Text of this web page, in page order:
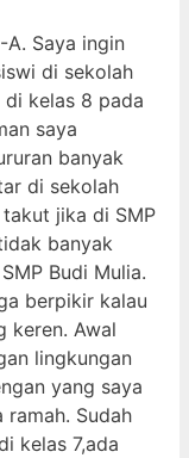
A. Saya ingin
di sekolah
di kelas 8 pada
saya
banyak
di sekolah
jika di SMP
banyak
Budi Mulia.
berpikir kalau
keren. Awal
lingkungan
yang saya
Sudah
kelas 7,ada